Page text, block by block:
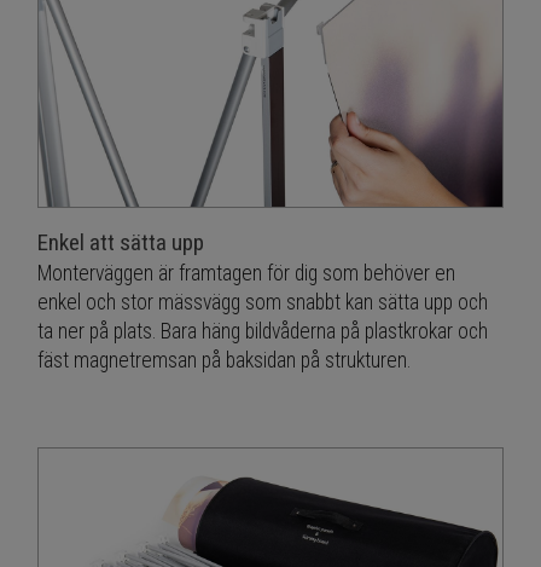
Enkel att sätta upp
Monterväggen är framtagen för dig som behöver en
enkel och stor mässvägg som snabbt kan sätta upp och
ta ner på plats. Bara häng bildvåderna på plastkrokar och
fäst magnetremsan på baksidan på strukturen.